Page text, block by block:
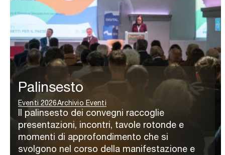
Palinsesto
Eventi 2026Archivio Eventi
Il palinsesto dei convegni raccoglie
presentazioni, incontri, tavole rotonde e
momenti di approfondimento che si
svolgono nel corso della manifestazione e